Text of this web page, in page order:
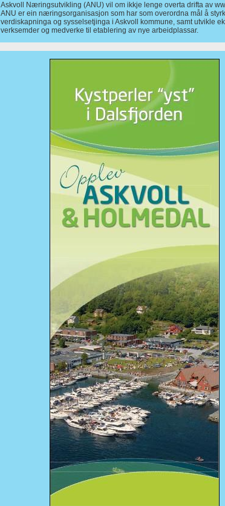
Askvoll Næringsutvikling (ANU) vil om ikkje lenge overta drifta av
ANU er ein næringsorganisasjon som har som overordna mål å
verdiskapninga og sysselsetjinga i Askvoll kommune, samt utvikle
verksemder og medverke til etablering av nye arbeidplassar.